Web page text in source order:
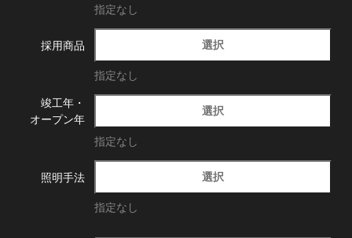
指定なし
採用商品 選択
指定なし
竣工年・
オープン年
選択
指定なし
照明手法 選択
指定なし